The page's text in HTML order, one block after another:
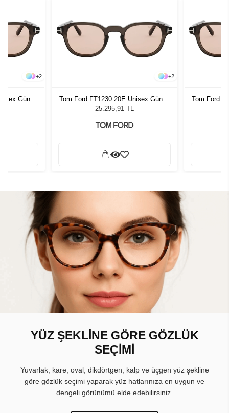
+2
Güneş
+2
Tom Ford FT1230 20E Unisex Güneş
Gözlüğü
25.295,91 TL
Tom Ford
YÜZ ŞEKLİNE GÖRE GÖZLÜK
SEÇİMİ
Yuvarlak, kare, oval, dikdörtgen, kalp ve üçgen yüz şekline
göre gözlük seçimi yaparak yüz hatlarınıza en uygun ve
dengeli görünümü elde edebilirsiniz.